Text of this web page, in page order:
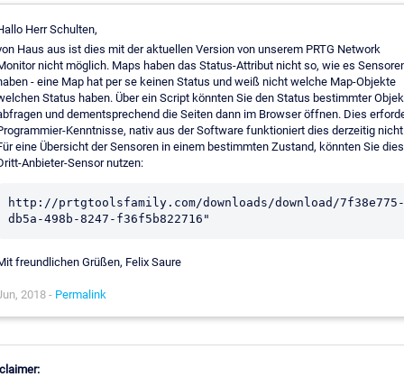
Herr Schulten,
Haus aus ist dies mit der aktuellen Version von unserem PRTG Network
nicht möglich. Maps haben das Status-Attribut nicht so, wie es
- eine Map hat per se keinen Status und weiß nicht welche Map-Objekte
Status haben. Über ein Script könnten Sie den Status bestimmter
und dementsprechend die Seiten dann im Browser öffnen. Dies
Kenntnisse, nativ aus der Software funktioniert dies derzeitig
eine Übersicht der Sensoren in einem bestimmten Zustand, könnten Sie
Anbieter-Sensor nutzen:
http://prtgtoolsfamily.com/downloads/download/7f38e775-
freundlichen Grüßen, Felix Saure
2018 - Permalink